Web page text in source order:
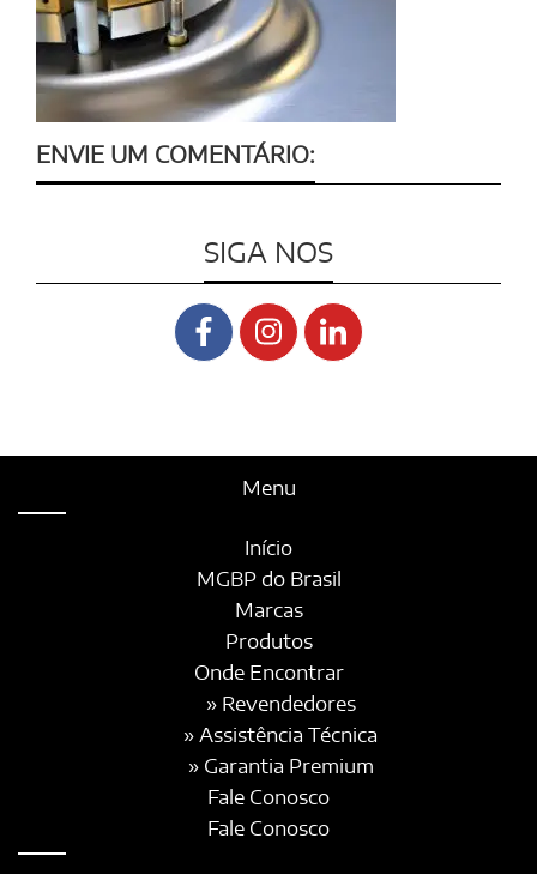
ENVIE UM COMENTÁRIO:
SIGA NOS
Menu
Início
MGBP do Brasil
Marcas
Produtos
Onde Encontrar
» Revendedores
» Assistência Técnica
» Garantia Premium
Fale Conosco
Fale Conosco